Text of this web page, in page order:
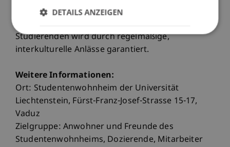
Kulturen ist das Leben im Wohnheim
Studierenden wird durch regelmäßige,
interkulturelle Anlässe garantiert.
Weitere Informationen:
Ort: Studentenwohnheim der Universität
Liechtenstein, Fürst-Franz-Josef-Strasse 15-17,
Vaduz
Zielgruppe: Anwohner und Freunde des
Studentenwohnheims, Dozierende, Mitarbeiter
DETAILS ANZEIGEN